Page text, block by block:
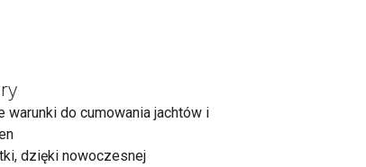
warunki do cumowania jachtów i
dzięki nowoczesnej